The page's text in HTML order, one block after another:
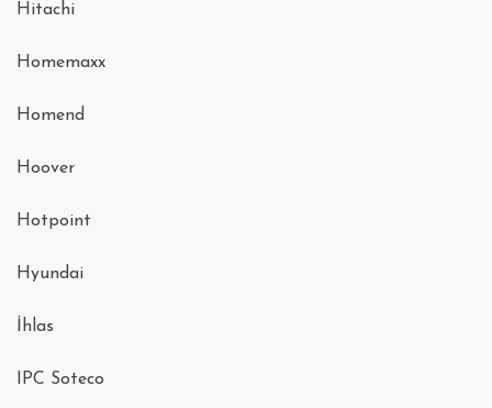
Hitachi
Homemaxx
Homend
Hoover
Hotpoint
Hyundai
İhlas
IPC Soteco